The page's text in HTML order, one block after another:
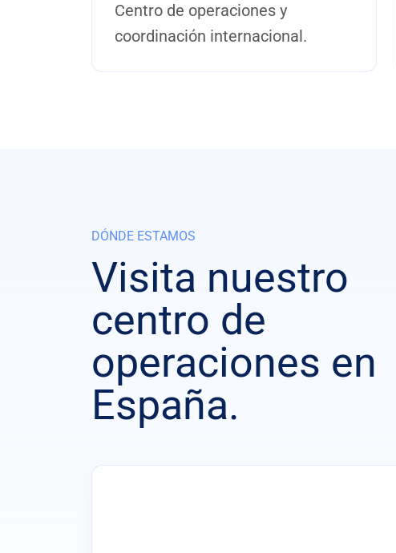
Centro de operaciones y
coordinación internacional.
DÓNDE ESTAMOS
Visita nuestro
centro de
operaciones en
España.